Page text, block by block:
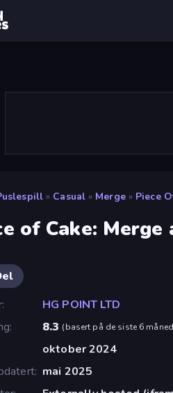
» Casual » Merge » Piece
of Cake: Merge
HG POINT LTD
8.3 (basert på de siste 6
oktober 2024
mai 2025